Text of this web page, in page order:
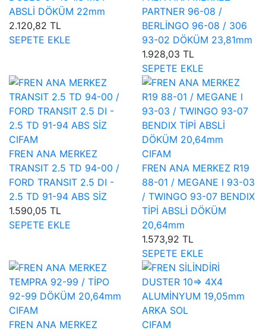
ABSLİ DÖKÜM 22mm
2.120,82 TL
SEPETE EKLE
PARTNER 96-08 /
BERLİNGO 96-08 / 306
93-02 DÖKÜM 23,81mm
1.928,03 TL
SEPETE EKLE
CIFAM
FREN ANA MERKEZ
TRANSIT 2.5 TD 94-00 /
FORD TRANSIT 2.5 DI -
2.5 TD 91-94 ABS SİZ
1.590,05 TL
SEPETE EKLE
CIFAM
FREN ANA MERKEZ R19
88-01 / MEGANE I 93-03
/ TWINGO 93-07 BENDIX
TİPİ ABSLİ DÖKÜM
20,64mm
1.573,92 TL
SEPETE EKLE
CIFAM
FREN ANA MERKEZ
CIFAM